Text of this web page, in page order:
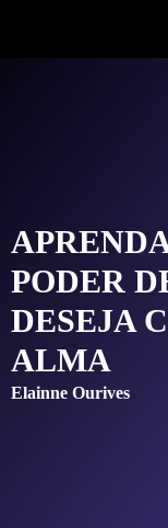
PODER
DESEJA
ALMA
Elainne Ourives